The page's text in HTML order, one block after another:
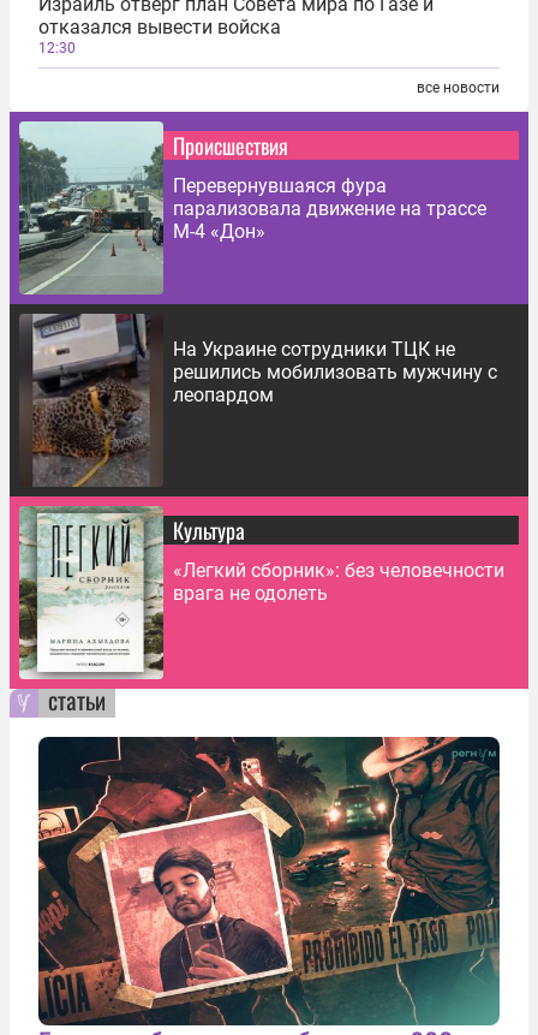
Израиль отверг план Совета мира по Газе и
отказался вывести войска
12:30
все новости
Происшествия
Перевернувшаяся фура
парализовала движение на трассе
М-4 «Дон»
На Украине сотрудники ТЦК не
решились мобилизовать мужчину с
леопардом
Культура
«Легкий сборник»: без человечности
врага не одолеть
статьи